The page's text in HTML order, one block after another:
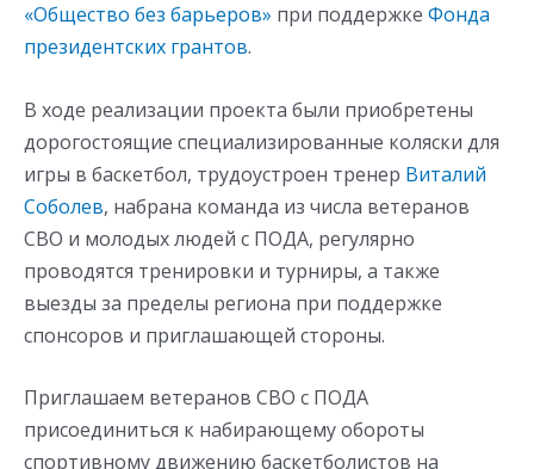
«Общество без барьеров» при поддержке Фонда
президентских грантов.
В ходе реализации проекта были приобретены
дорогостоящие специализированные коляски для
игры в баскетбол, трудоустроен тренер Виталий
Соболев, набрана команда из числа ветеранов
СВО и молодых людей с ПОДА, регулярно
проводятся тренировки и турниры, а также
выезды за пределы региона при поддержке
спонсоров и приглашающей стороны.
Приглашаем ветеранов СВО с ПОДА
присоединиться к набирающему обороты
спортивному движению баскетболистов на